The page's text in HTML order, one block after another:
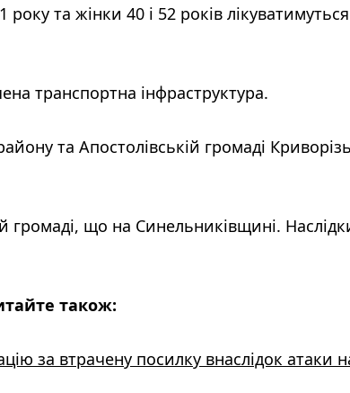
та жінки 40 і 52 років лікуватимуться
транспортна інфраструктура.
та Апостолівській громаді
громаді, що на Синельниківщині.
також:
за втрачену посилку внаслідок атаки